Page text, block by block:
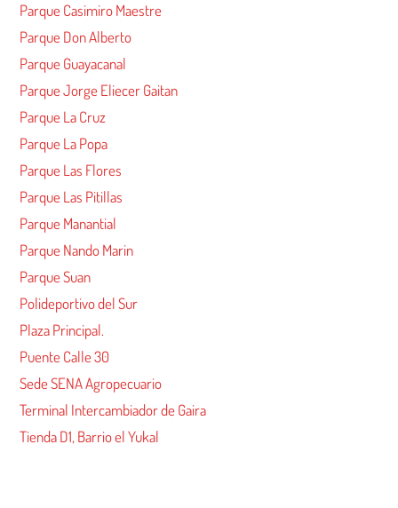
Parque Casimiro Maestre
Parque Don Alberto
Parque Guayacanal
Parque Jorge Eliecer Gaitan
Parque La Cruz
Parque La Popa
Parque Las Flores
Parque Las Pitillas
Parque Manantial
Parque Nando Marin
Parque Suan
Polideportivo del Sur
Plaza Principal.
Puente Calle 30
Sede SENA Agropecuario
Terminal Intercambiador de Gaira
Tienda D1, Barrio el Yukal